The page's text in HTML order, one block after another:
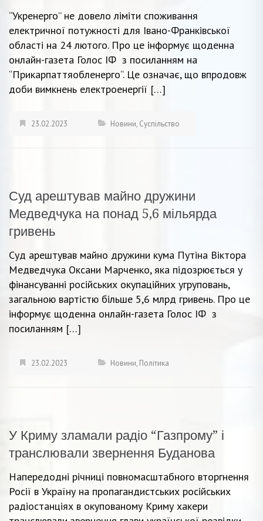
“Укренерго” не довело ліміти споживання
електричної потужності для Івано-Франківської
області на 24 лютого. Про це інформує щоденна
онлайн-газета Голос ІФ з посиланням на
“Прикарпаттяобленерго“. Це означає, що впродовж
доби вимкнень електроенергії […]
23.02.2023 Новини, Суспільство
Суд арештував майно дружини
Медведчука на понад 5,6 мільярда
гривень
Суд арештував майно дружини кума Путіна Віктора
Медведчука Оксани Марченко, яка підозрюється у
фінансуванні російських окупаційних угруповань,
загальною вартістю більше 5,6 млрд гривень. Про це
інформує щоденна онлайн-газета Голос ІФ з
посиланням […]
23.02.2023 Новини, Політика
У Криму зламали радіо “Газпрому” і
транслювали звернення Буданова
Напередодні річниці повномасштабного вторгнення
Росії в Україну на пропагандистських російських
радіостанціях в окупованому Криму хакери